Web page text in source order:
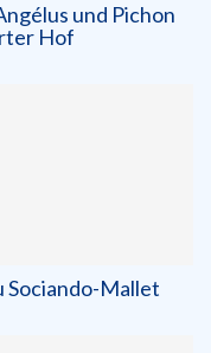
und Pichon
Hof
Sociando-Mallet